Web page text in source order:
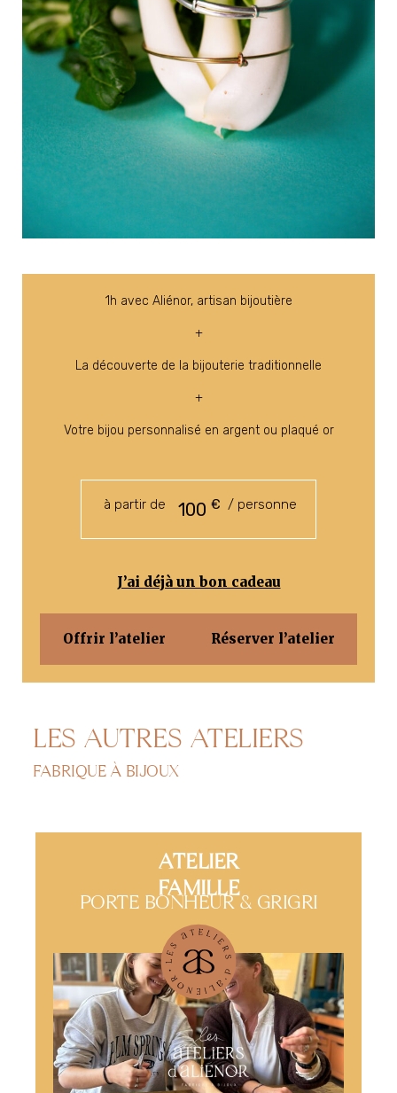
1h avec Aliénor, artisan bijoutière
+
La découverte de la bijouterie traditionnelle
+
Votre bijou personnalisé en argent ou plaqué or
à partir de 100 € / personne
J’ai déjà un bon cadeau
Offrir l’atelier Réserver l’atelier
LES AUTRES ATELIERS
FABRIQUE À BIJOUX
ATELIER
FAMILLE
PORTE BONHEUR & GRIGRI